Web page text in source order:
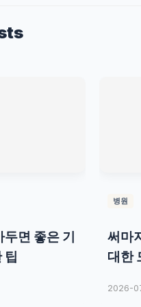
면 좋은 기
팁
병원
써마
대한
2026-